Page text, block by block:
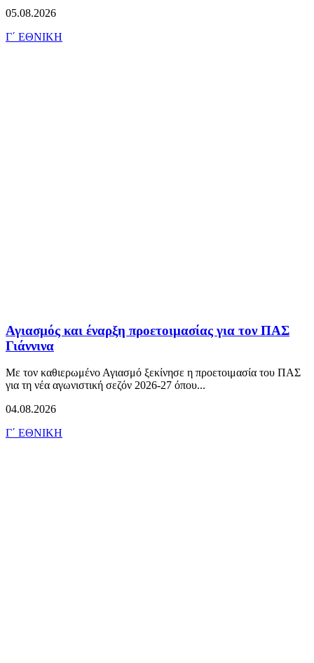
05.08.2026
Γ΄ ΕΘΝΙΚΗ
Αγιασμός και έναρξη προετοιμασίας για τον ΠΑΣ
Γιάννινα
Με τον καθιερωμένο Αγιασμό ξεκίνησε η προετοιμασία του ΠΑΣ
για τη νέα αγωνιστική σεζόν 2026-27 όπου...
04.08.2026
Γ΄ ΕΘΝΙΚΗ